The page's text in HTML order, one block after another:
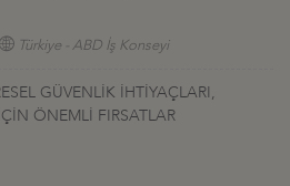
Türkiye - ABD İş Konseyi
GÜVENLİK İHTİYAÇLARI,
ÖNEMLİ FIRSATLAR